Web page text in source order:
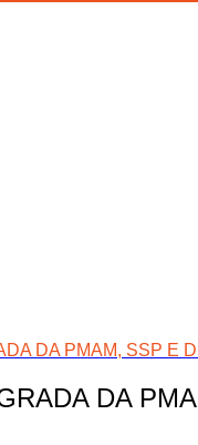
DA PMAM, SSP E
DA